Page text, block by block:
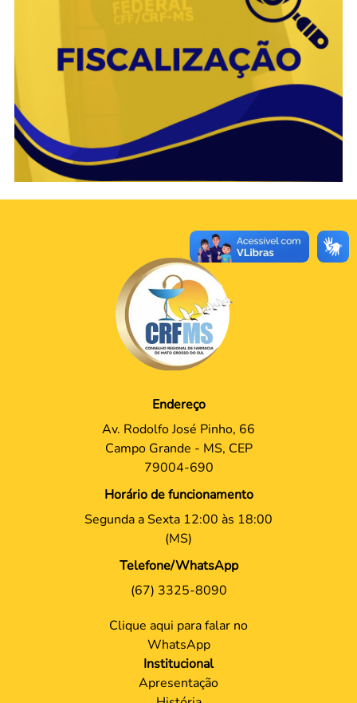
Endereço
Av. Rodolfo José Pinho, 66
Campo Grande - MS, CEP
79004-690
Horário de funcionamento
Segunda a Sexta 12:00 às 18:00
(MS)
Telefone/WhatsApp
(67) 3325-8090
Clique aqui para falar no
WhatsApp
Institucional
Apresentação